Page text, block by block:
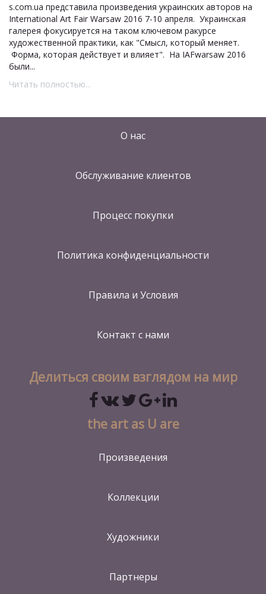
s.com.ua представила произведения украинских авторов на
International Art Fair Warsaw 2016 7-10 апреля. Украинская
галерея фокусируется на таком ключевом ракурсе
художественной практики, как "Смысл, который меняет.
Форма, которая действует и влияет". На IAFwarsaw 2016
были...
Читать полностью...
О нас
Обслуживание клиентов
Процесс покупки
Политика конфиденциальности
Правила и Условия
Контакт с нами
Делиться своим взглядом на мир
the art as U are
Произведения
Коллекции
Художники
Партнеры